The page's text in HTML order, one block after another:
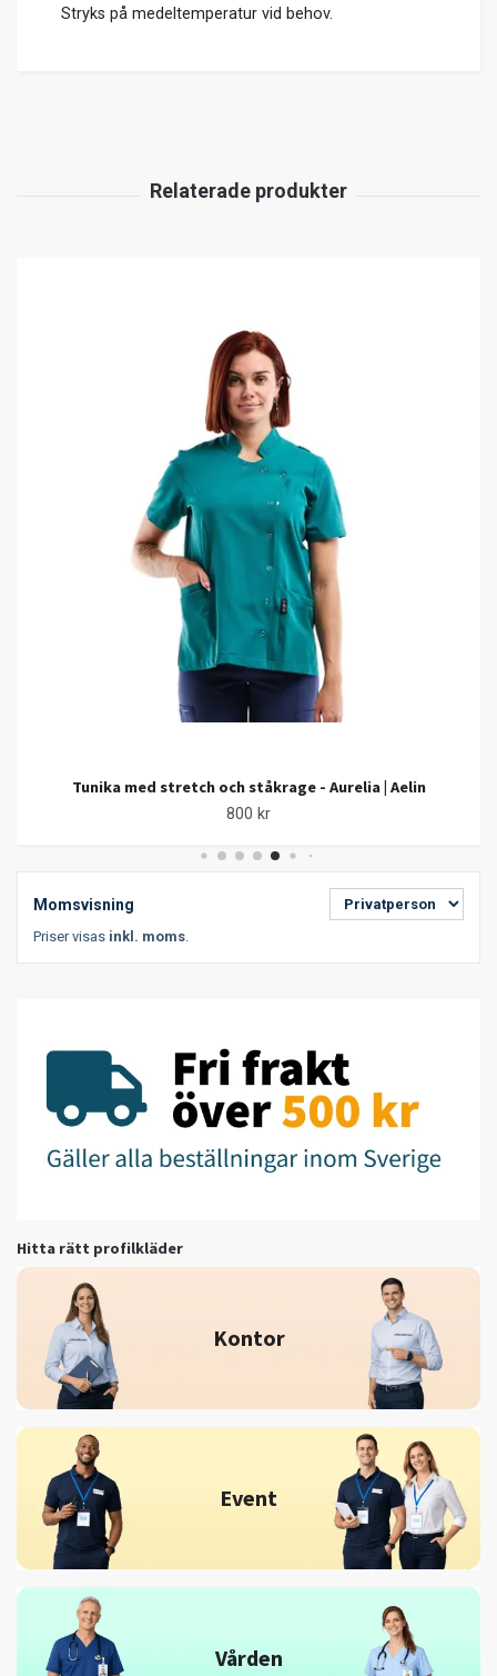
Momsvisning
Priser visas inkl. moms.
Hitta rätt profilkläder
Kontor
Event
Vården
Stryks på medeltemperatur vid behov.
Tunika med stretch och ståkrage - Aurelia | Aelin
800 kr